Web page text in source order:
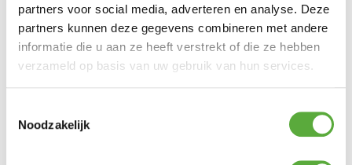
partners voor social media, adverteren en analyse. Deze
partners kunnen deze gegevens combineren met andere
informatie die u aan ze heeft verstrekt of die ze hebben
verzameld op basis van uw gebruik van hun services.
Noodzakelijk
€ 79,95
50x50cm – Panama Grijs
€
Zitkussen universeel
50x50cm – Panama Sage